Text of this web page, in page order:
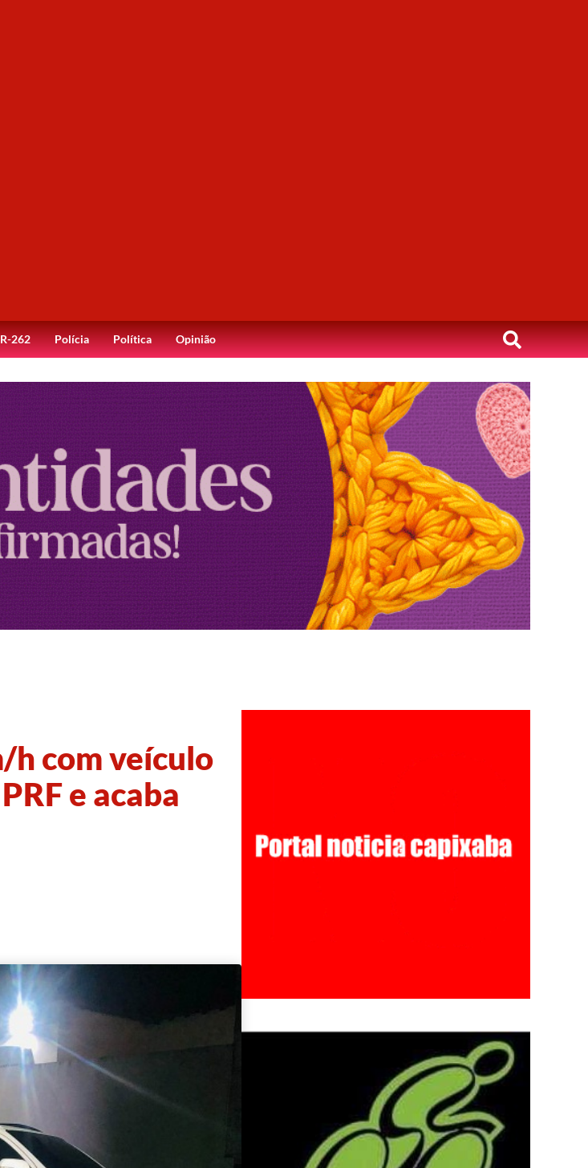
262 Polícia Política Opinião
h com veículo
e acaba